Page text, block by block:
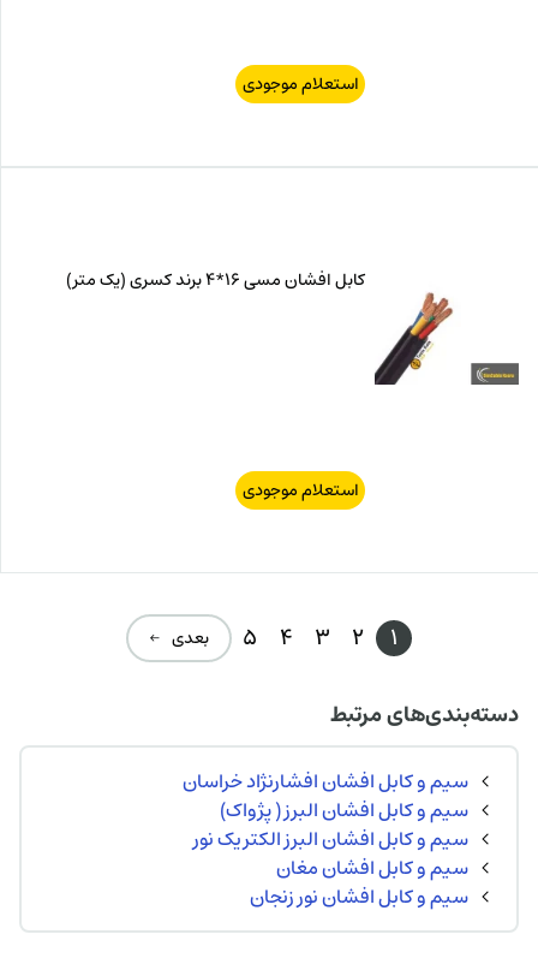
استعلام موجودی
کابل افشان مسی 16*4 برند کسری (یک متر)
استعلام موجودی
1
2
3
4
5 بعدی ←
دسته‌بندی‌های مرتبط
سیم و کابل افشان افشارنژاد خراسان
سیم و کابل افشان البرز ( پژواک)
سیم و کابل افشان البرز الکتریک نور
سیم و کابل افشان مغان
سیم و کابل افشان نور زنجان